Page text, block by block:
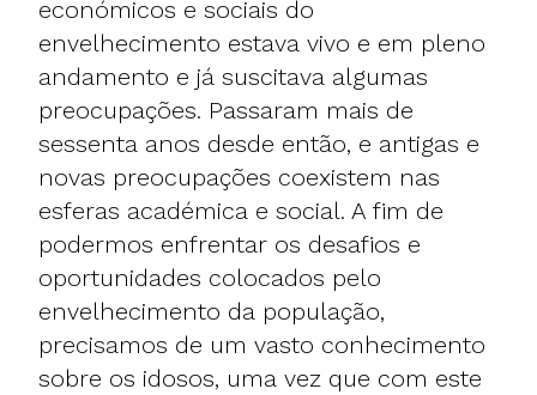
económicos e sociais do
envelhecimento estava vivo e em pleno
andamento e já suscitava algumas
preocupações. Passaram mais de
sessenta anos desde então, e antigas e
novas preocupações coexistem nas
esferas académica e social. A fim de
podermos enfrentar os desafios e
oportunidades colocados pelo
envelhecimento da população,
precisamos de um vasto conhecimento
sobre os idosos, uma vez que com este